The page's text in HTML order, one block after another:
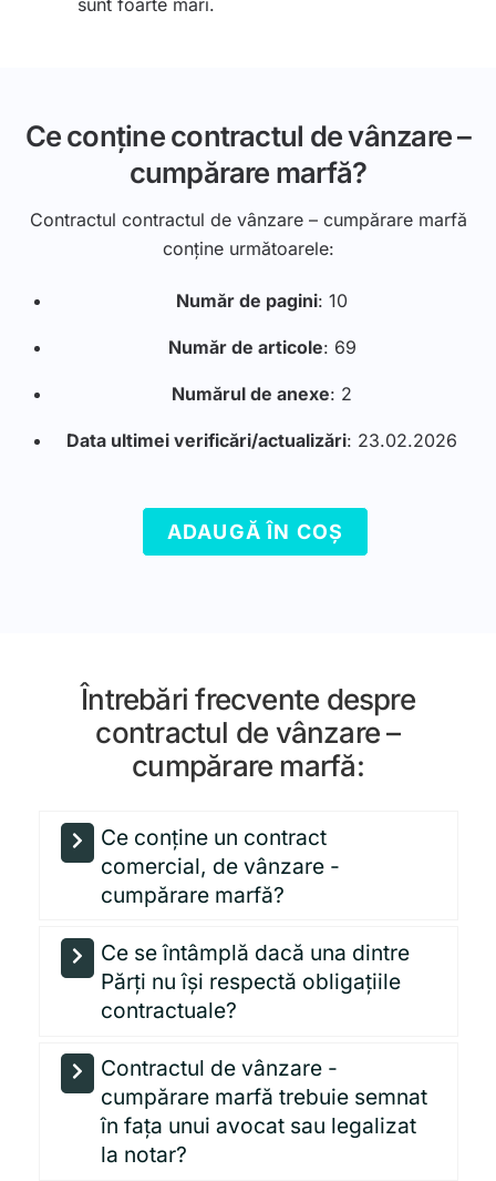
Ce conține contractul de vânzare –
cumpărare marfă?
Contractul contractul de vânzare – cumpărare marfă
conține următoarele:
Număr de pagini: 10
Număr de articole: 69
Numărul de anexe: 2
Data ultimei verificări/actualizări: 23.02.2026
ADAUGĂ ÎN COȘ
Întrebări frecvente despre
contractul de vânzare –
cumpărare marfă:
Ce conține un contract
comercial, de vânzare -
cumpărare marfă?
Ce se întâmplă dacă una dintre
Părți nu își respectă obligațiile
contractuale?
Contractul de vânzare -
cumpărare marfă trebuie semnat
în fața unui avocat sau legalizat
la notar?